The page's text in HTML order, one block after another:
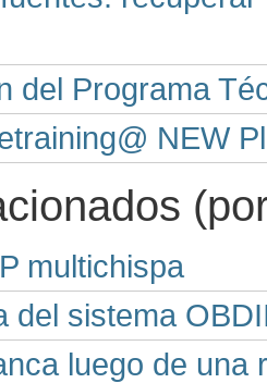
del Programa
NEW
multichispa
del sistema
luego de una